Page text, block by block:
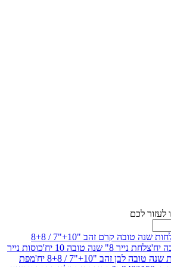
סט צלחות שנה טובה קרם זהב "10+"7 / 8+8
10 יח'
כוסות נייר
/ 8+8 יח'
מפת